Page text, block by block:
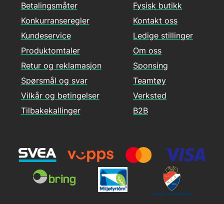
Betalingsmåter
Konkurranseregler
Kundeservice
Produktomtaler
Retur og reklamasjon
Spørsmål og svar
Vilkår og betingelser
Tilbakekallinger
Fysisk butikk
Kontakt oss
Ledige stillinger
Om oss
Sponsing
Teamtøy
Verksted
B2B